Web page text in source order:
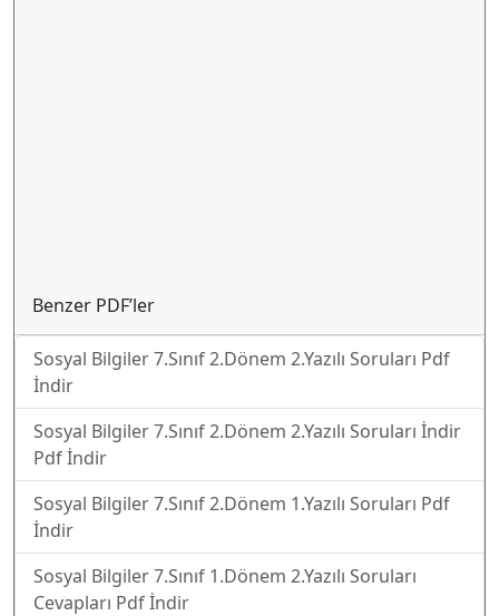
Benzer PDF’ler
Sosyal Bilgiler 7.Sınıf 2.Dönem 2.Yazılı Soruları Pdf
İndir
Sosyal Bilgiler 7.Sınıf 2.Dönem 2.Yazılı Soruları İndir
Pdf İndir
Sosyal Bilgiler 7.Sınıf 2.Dönem 1.Yazılı Soruları Pdf
İndir
Sosyal Bilgiler 7.Sınıf 1.Dönem 2.Yazılı Soruları
Cevapları Pdf İndir